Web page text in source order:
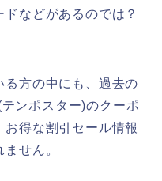
などがあるのでは？
る方の中にも、過去の
ンポスター)のクーポ
得な割引セール情報
せん。